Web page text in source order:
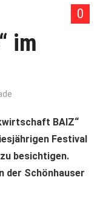
0
im
BAIZ“
Festival
besichtigen.
der Schönhauser